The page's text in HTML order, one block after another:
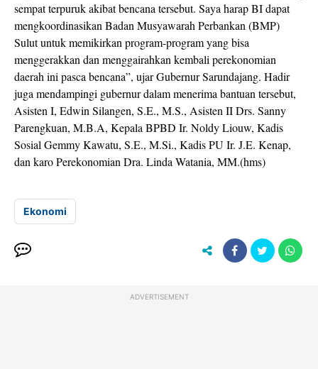
sempat terpuruk akibat bencana tersebut. Saya harap BI dapat
mengkoordinasikan Badan Musyawarah Perbankan (BMP)
Sulut untuk memikirkan program-program yang bisa
menggerakkan dan menggairahkan kembali perekonomian
daerah ini pasca bencana”, ujar Gubernur Sarundajang. Hadir
juga mendampingi gubernur dalam menerima bantuan tersebut,
Asisten I, Edwin Silangen, S.E., M.S., Asisten II Drs. Sanny
Parengkuan, M.B.A, Kepala BPBD Ir. Noldy Liouw, Kadis
Sosial Gemmy Kawatu, S.E., M.Si., Kadis PU Ir. J.E. Kenap,
dan karo Perekonomian Dra. Linda Watania, MM.(hms)
Ekonomi
ADVERTISEMENT